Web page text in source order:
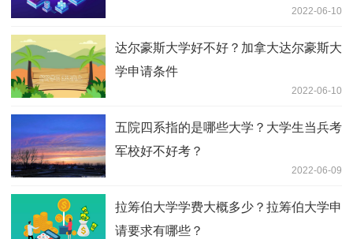
2022-06-10
达尔豪斯大学好不好？加拿大达尔豪斯大
学申请条件
2022-06-10
五院四系指的是哪些大学？大学生当兵考
军校好不好考？
2022-06-09
拉筹伯大学学费大概多少？拉筹伯大学申
请要求有哪些？